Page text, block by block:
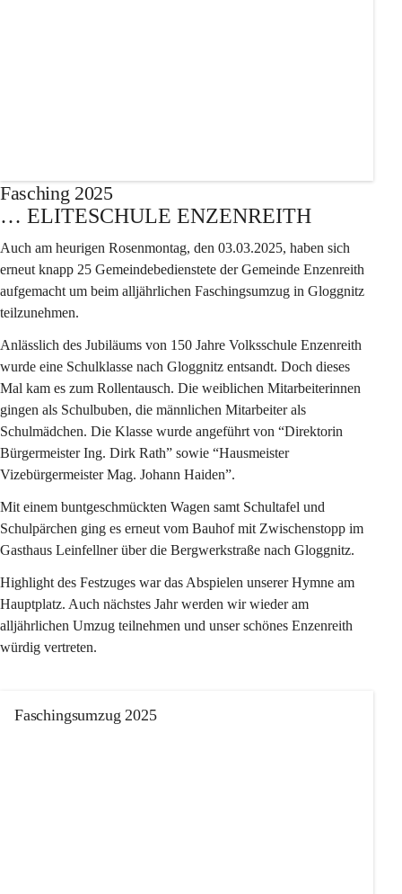
Fasching 2025
… ELITESCHULE ENZENREITH
Auch am heurigen Rosenmontag, den 03.03.2025, haben sich
erneut knapp 25 Gemeindebedienstete der Gemeinde Enzenreith
aufgemacht um beim alljährlichen Faschingsumzug in Gloggnitz
teilzunehmen.
Anlässlich des Jubiläums von 150 Jahre Volksschule Enzenreith
wurde eine Schulklasse nach Gloggnitz entsandt. Doch dieses
Mal kam es zum Rollentausch. Die weiblichen Mitarbeiterinnen
gingen als Schulbuben, die männlichen Mitarbeiter als
Schulmädchen. Die Klasse wurde angeführt von “Direktorin
Bürgermeister Ing. Dirk Rath” sowie “Hausmeister
Vizebürgermeister Mag. Johann Haiden”.
Mit einem buntgeschmückten Wagen samt Schultafel und
Schulpärchen ging es erneut vom Bauhof mit Zwischenstopp im
Gasthaus Leinfellner über die Bergwerkstraße nach Gloggnitz.
Highlight des Festzuges war das Abspielen unserer Hymne am
Hauptplatz. Auch nächstes Jahr werden wir wieder am
alljährlichen Umzug teilnehmen und unser schönes Enzenreith
würdig vertreten.
Faschingsumzug 2025